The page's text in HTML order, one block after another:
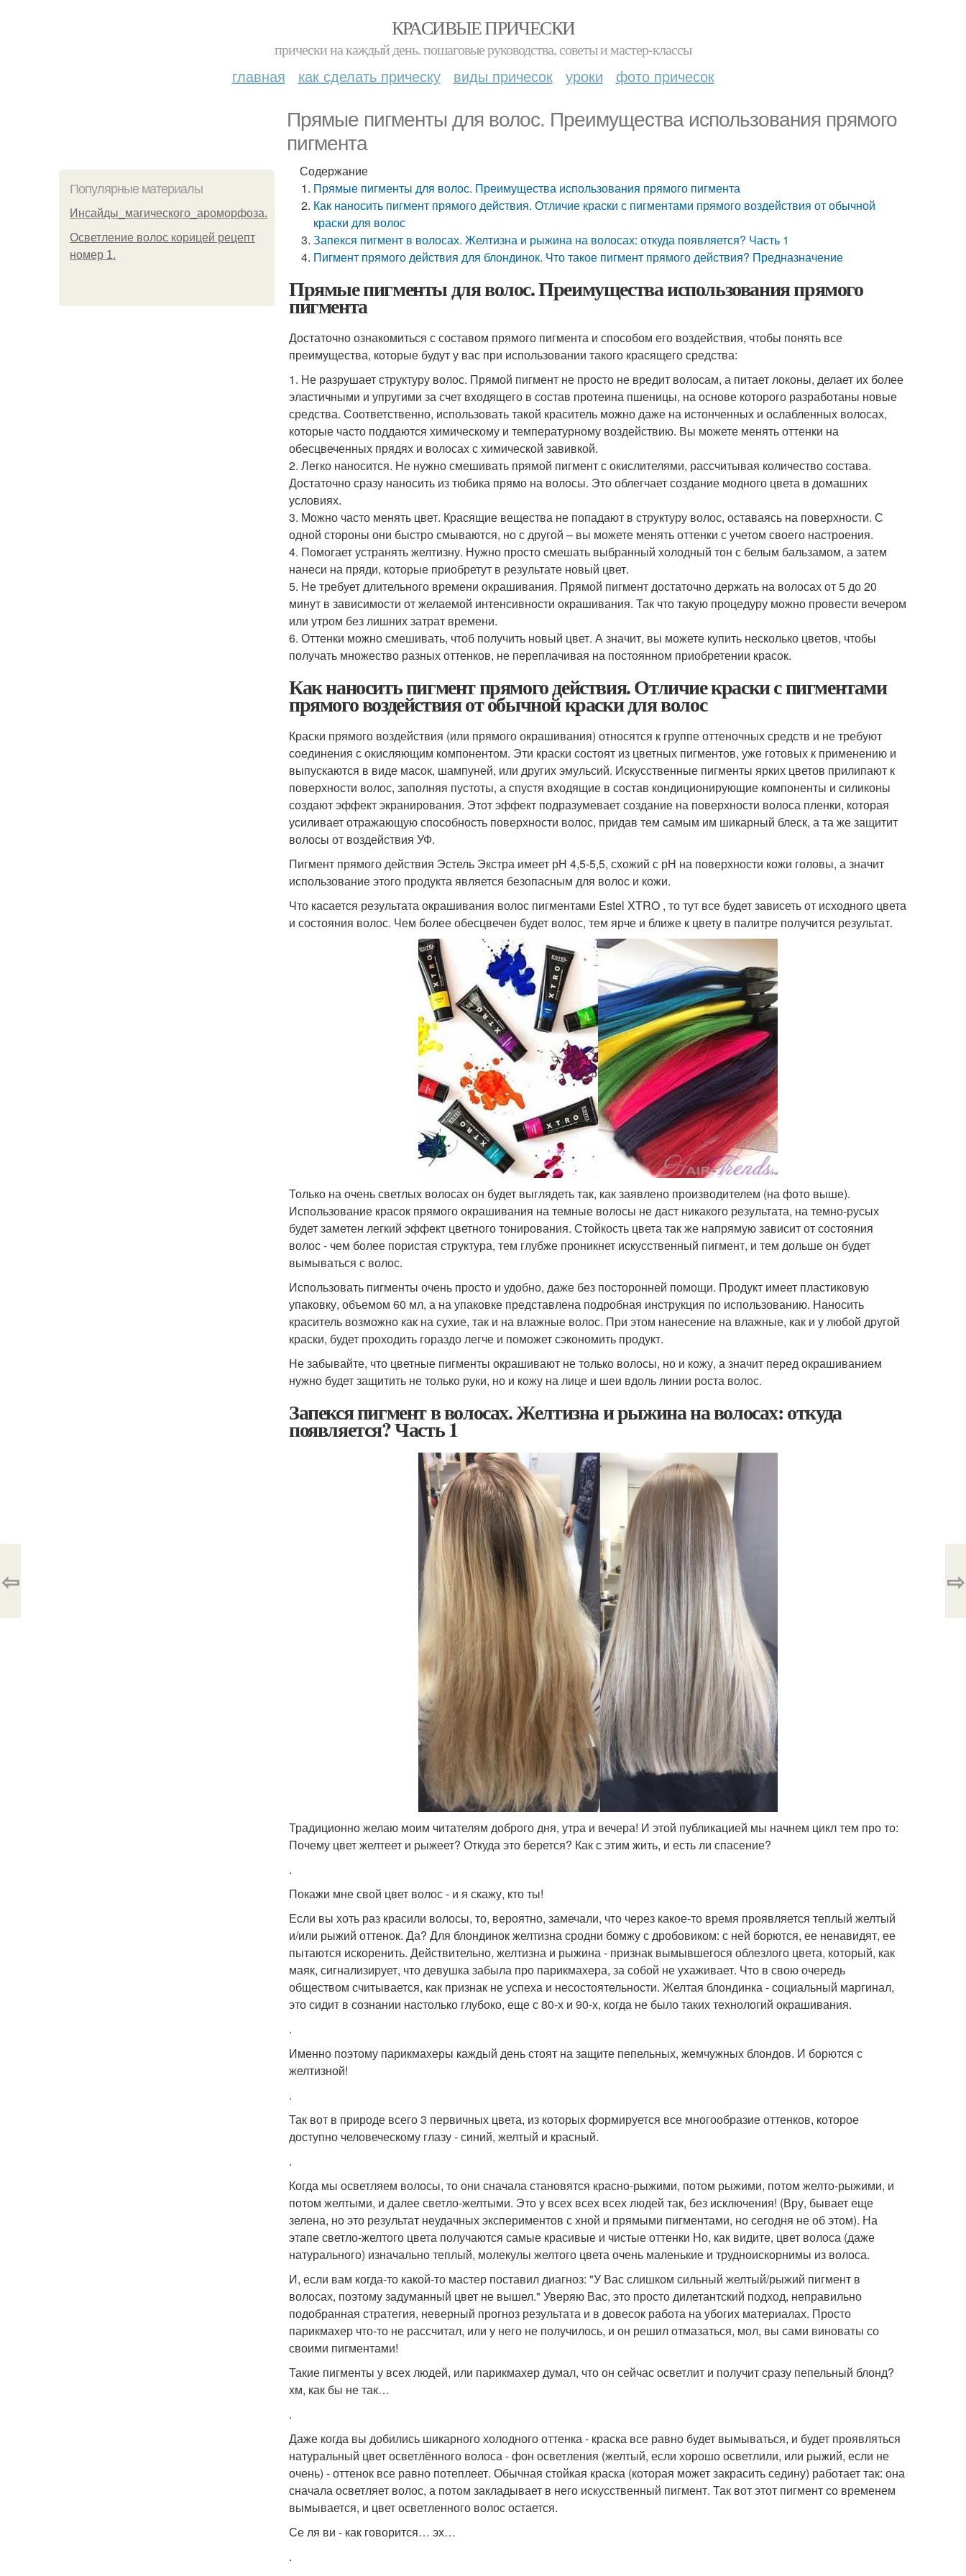
КРАСИВЫЕ ПРИЧЕСКИ
прически на каждый день. пошаговые руководства, советы и мастер-классы
главная как сделать прическу виды причесок уроки фото причесок
Прямые пигменты для волос. Преимущества использования прямого
пигмента
Популярные материалы
Инсайды_магического_ароморфоза.
Осветление волос корицей рецепт
номер 1.
Содержание
Прямые пигменты для волос. Преимущества использования прямого пигмента
Как наносить пигмент прямого действия. Отличие краски с пигментами прямого воздействия от обычной
краски для волос
Запекся пигмент в волосах. Желтизна и рыжина на волосах: откуда появляется? Часть 1
Пигмент прямого действия для блондинок. Что такое пигмент прямого действия? Предназначение
Прямые пигменты для волос. Преимущества использования прямого
пигмента
Достаточно ознакомиться с составом прямого пигмента и способом его воздействия, чтобы понять все
преимущества, которые будут у вас при использовании такого красящего средства:
1. Не разрушает структуру волос. Прямой пигмент не просто не вредит волосам, а питает локоны, делает их более
эластичными и упругими за счет входящего в состав протеина пшеницы, на основе которого разработаны новые
средства. Соответственно, использовать такой краситель можно даже на истонченных и ослабленных волосах,
которые часто поддаются химическому и температурному воздействию. Вы можете менять оттенки на
обесцвеченных прядях и волосах с химической завивкой.
2. Легко наносится. Не нужно смешивать прямой пигмент с окислителями, рассчитывая количество состава.
Достаточно сразу наносить из тюбика прямо на волосы. Это облегчает создание модного цвета в домашних
условиях.
3. Можно часто менять цвет. Красящие вещества не попадают в структуру волос, оставаясь на поверхности. С
одной стороны они быстро смываются, но с другой – вы можете менять оттенки с учетом своего настроения.
4. Помогает устранять желтизну. Нужно просто смешать выбранный холодный тон с белым бальзамом, а затем
нанеси на пряди, которые приобретут в результате новый цвет.
5. Не требует длительного времени окрашивания. Прямой пигмент достаточно держать на волосах от 5 до 20
минут в зависимости от желаемой интенсивности окрашивания. Так что такую процедуру можно провести вечером
или утром без лишних затрат времени.
6. Оттенки можно смешивать, чтоб получить новый цвет. А значит, вы можете купить несколько цветов, чтобы
получать множество разных оттенков, не переплачивая на постоянном приобретении красок.
Как наносить пигмент прямого действия. Отличие краски с пигментами
прямого воздействия от обычной краски для волос
Краски прямого воздействия (или прямого окрашивания) относятся к группе оттеночных средств и не требуют
соединения с окисляющим компонентом. Эти краски состоят из цветных пигментов, уже готовых к применению и
выпускаются в виде масок, шампуней, или других эмульсий. Искусственные пигменты ярких цветов прилипают к
поверхности волос, заполняя пустоты, а спустя входящие в состав кондиционирующие компоненты и силиконы
создают эффект экранирования. Этот эффект подразумевает создание на поверхности волоса пленки, которая
усиливает отражающую способность поверхности волос, придав тем самым им шикарный блеск, а та же защитит
волосы от воздействия УФ.
Пигмент прямого действия Эстель Экстра имеет рН 4,5-5,5, схожий с рН на поверхности кожи головы, а значит
использование этого продукта является безопасным для волос и кожи.
Что касается результата окрашивания волос пигментами Estel XTRO , то тут все будет зависеть от исходного цвета
и состояния волос. Чем более обесцвечен будет волос, тем ярче и ближе к цвету в палитре получится результат.
Только на очень светлых волосах он будет выглядеть так, как заявлено производителем (на фото выше).
Использование красок прямого окрашивания на темные волосы не даст никакого результата, на темно-русых
будет заметен легкий эффект цветного тонирования. Стойкость цвета так же напрямую зависит от состояния
волос - чем более пористая структура, тем глубже проникнет искусственный пигмент, и тем дольше он будет
вымываться с волос.
Использовать пигменты очень просто и удобно, даже без посторонней помощи. Продукт имеет пластиковую
упаковку, объемом 60 мл, а на упаковке представлена подробная инструкция по использованию. Наносить
краситель возможно как на сухие, так и на влажные волос. При этом нанесение на влажные, как и у любой другой
краски, будет проходить гораздо легче и поможет сэкономить продукт.
Не забывайте, что цветные пигменты окрашивают не только волосы, но и кожу, а значит перед окрашиванием
нужно будет защитить не только руки, но и кожу на лице и шеи вдоль линии роста волос.
Запекся пигмент в волосах. Желтизна и рыжина на волосах: откуда
появляется? Часть 1
Традиционно желаю моим читателям доброго дня, утра и вечера! И этой публикацией мы начнем цикл тем про то:
Почему цвет желтеет и рыжеет? Откуда это берется? Как с этим жить, и есть ли спасение?
.
Покажи мне свой цвет волос - и я скажу, кто ты!
Если вы хоть раз красили волосы, то, вероятно, замечали, что через какое-то время проявляется теплый желтый
и/или рыжий оттенок. Да? Для блондинок желтизна сродни бомжу с дробовиком: с ней борются, ее ненавидят, ее
пытаются искоренить. Действительно, желтизна и рыжина - признак вымывшегося облезлого цвета, который, как
маяк, сигнализирует, что девушка забыла про парикмахера, за собой не ухаживает. Что в свою очередь
обществом считывается, как признак не успеха и несостоятельности. Желтая блондинка - социальный маргинал,
это сидит в сознании настолько глубоко, еще с 80-х и 90-х, когда не было таких технологий окрашивания.
.
Именно поэтому парикмахеры каждый день стоят на защите пепельных, жемчужных блондов. И борются с
желтизной!
.
Так вот в природе всего 3 первичных цвета, из которых формируется все многообразие оттенков, которое
доступно человеческому глазу - синий, желтый и красный.
.
Когда мы осветляем волосы, то они сначала становятся красно-рыжими, потом рыжими, потом желто-рыжими, и
потом желтыми, и далее светло-желтыми. Это у всех всех всех людей так, без исключения! (Вру, бывает еще
зелена, но это результат неудачных экспериментов с хной и прямыми пигментами, но сегодня не об этом). На
этапе светло-желтого цвета получаются самые красивые и чистые оттенки Но, как видите, цвет волоса (даже
натурального) изначально теплый, молекулы желтого цвета очень маленькие и трудноискорнимы из волоса.
И, если вам когда-то какой-то мастер поставил диагноз: "У Вас слишком сильный желтый/рыжий пигмент в
волосах, поэтому задуманный цвет не вышел." Уверяю Вас, это просто дилетантский подход, неправильно
подобранная стратегия, неверный прогноз результата и в довесок работа на убогих материалах. Просто
парикмахер что-то не рассчитал, или у него не получилось, и он решил отмазаться, мол, вы сами виноваты со
своими пигментами!
Такие пигменты у всех людей, или парикмахер думал, что он сейчас осветлит и получит сразу пепельный блонд?
хм, как бы не так…
.
Даже когда вы добились шикарного холодного оттенка - краска все равно будет вымываться, и будет проявляться
натуральный цвет осветлённого волоса - фон осветления (желтый, если хорошо осветлили, или рыжий, если не
очень) - оттенок все равно потеплеет. Обычная стойкая краска (которая может закрасить седину) работает так: она
сначала осветляет волос, а потом закладывает в него искусственный пигмент. Так вот этот пигмент со временем
вымывается, и цвет осветленного волос остается.
Се ля ви - как говорится… эх…
.
⇦ ⇨